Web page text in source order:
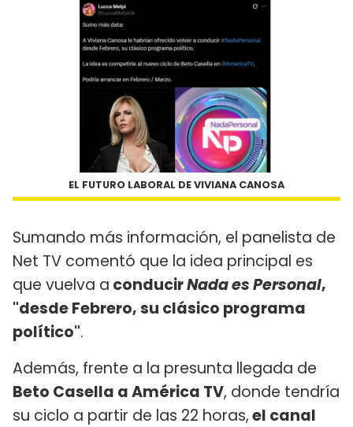
EL FUTURO LABORAL DE VIVIANA CANOSA
Sumando más información, el panelista de
Net TV comentó que la idea principal es
que vuelva a conducirNada es Personal,
"desde Febrero, su clásico programa
político".
Además, frente a la presunta llegada de
Beto Casella a América TV, donde tendría
su ciclo a partir de las 22 horas,el canal